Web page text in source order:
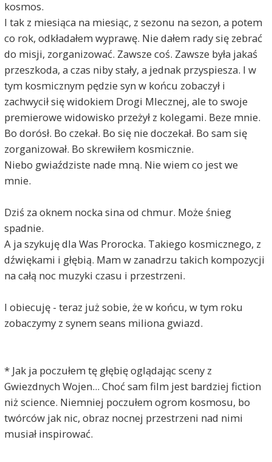
kosmos.
I tak z miesiąca na miesiąc, z sezonu na sezon, a potem
co rok, odkładałem wyprawę. Nie dałem rady się zebrać
do misji, zorganizować. Zawsze coś. Zawsze była jakaś
przeszkoda, a czas niby stały, a jednak przyspiesza. I w
tym kosmicznym pędzie syn w końcu zobaczył i
zachwycił się widokiem Drogi Mlecznej, ale to swoje
premierowe widowisko przeżył z kolegami. Beze mnie.
Bo dorósł. Bo czekał. Bo się nie doczekał. Bo sam się
zorganizował. Bo skrewiłem kosmicznie.
Niebo gwiaździste nade mną. Nie wiem co jest we
mnie.
Dziś za oknem nocka sina od chmur. Może śnieg
spadnie.
A ja szykuję dla Was Prorocka. Takiego kosmicznego, z
dźwiękami i głębią. Mam w zanadrzu takich kompozycji
na całą noc muzyki czasu i przestrzeni.
I obiecuję - teraz już sobie, że w końcu, w tym roku
zobaczymy z synem seans miliona gwiazd.
* Jak ja poczułem tę głębię oglądając sceny z
Gwiezdnych Wojen... Choć sam film jest bardziej fiction
niż science. Niemniej poczułem ogrom kosmosu, bo
twórców jak nic, obraz nocnej przestrzeni nad nimi
musiał inspirować.